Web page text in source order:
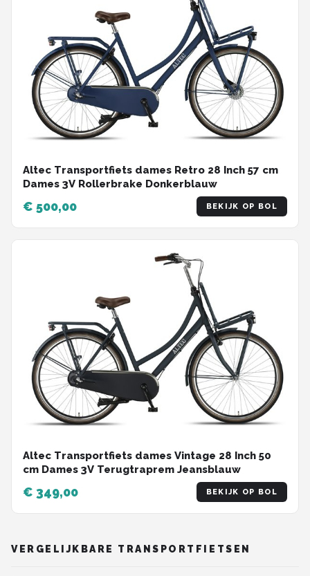
Altec Transportfiets dames Retro 28 Inch 57 cm
Dames 3V Rollerbrake Donkerblauw
€ 500,00 BEKIJK OP BOL
Altec Transportfiets dames Vintage 28 Inch 50
cm Dames 3V Terugtraprem Jeansblauw
€ 349,00 BEKIJK OP BOL
VERGELIJKBARE TRANSPORTFIETSEN